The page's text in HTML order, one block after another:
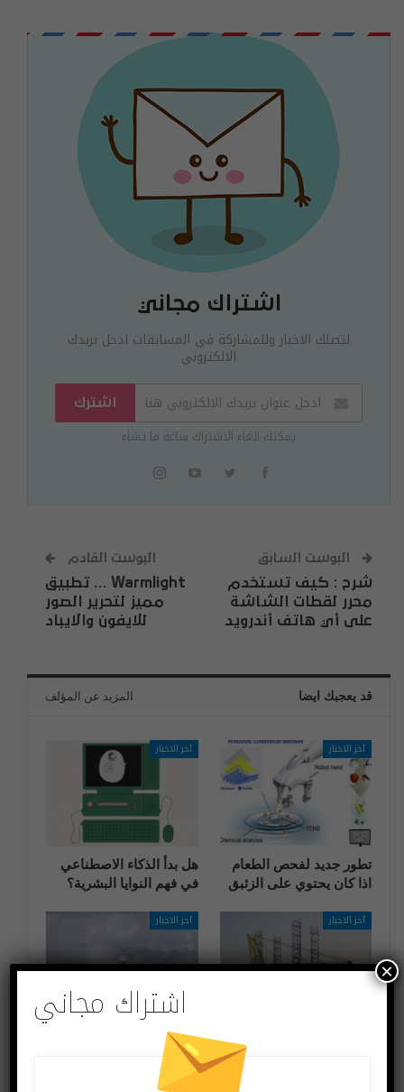
اشتراك مجاني
لتصلك الاخبار وللمشاركة في المسابقات ادخل بريدك
الالكتروني
اشترك
يمكنك الغاء الاشتراك ساعة ما تشاء
البوست السابق
شرح : كيف تستخدم
محرر لقطات الشاشة
على أي هاتف أندرويد
البوست القادم
Warmlight … تطبيق
مميز لتحرير الصور
للايفون والايباد
قد يعجبك ايضا المزيد عن المؤلف
آخر الاخبار
تطور جديد لفحص الطعام
اذا كان يحتوي على الزئبق
آخر الاخبار
هل بدأ الذكاء الاصطناعي
في فهم النوايا البشرية؟
آخر الاخبار
أعلى من برج إيفل ستبني
آخر الاخبار
هل سنشهد يومًا رحلات
طيران تجارية بدون طيارين
بشريين؟
اشتراك مجاني
×